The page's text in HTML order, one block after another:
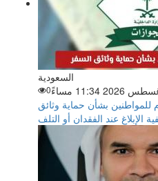
السعودية
0
للمواطنين بشأن حماية وثائق
الإبلاغ عند الفقدان أو التلف